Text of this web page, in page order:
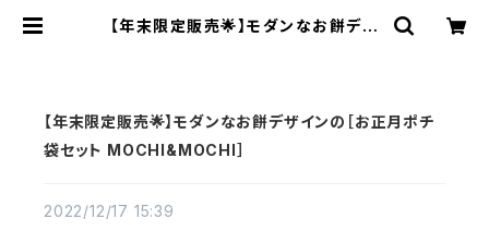
【年末限定販売🌟】モダンなお餅デザ
【年末限定販売🌟】モダンなお餅デザインの［お正月ポチ
袋セット MOCHI&MOCHI］
2022/12/17 15:39